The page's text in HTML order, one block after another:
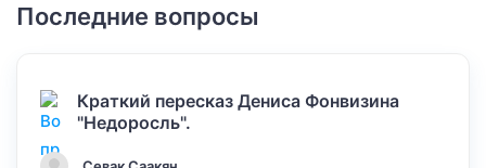
Последние вопросы
Краткий пересказ Дениса Фонвизина
"Недоросль".